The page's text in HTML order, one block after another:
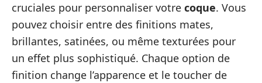
cruciales pour personnaliser votre coque. Vous
pouvez choisir entre des finitions mates,
brillantes, satinées, ou même texturées pour
un effet plus sophistiqué. Chaque option de
finition change l’apparence et le toucher de